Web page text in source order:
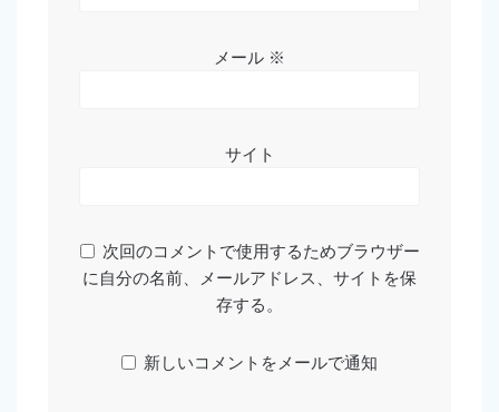
メール ※
サイト
次回のコメントで使用するためブラウザー
に自分の名前、メールアドレス、サイトを保
存する。
新しいコメントをメールで通知